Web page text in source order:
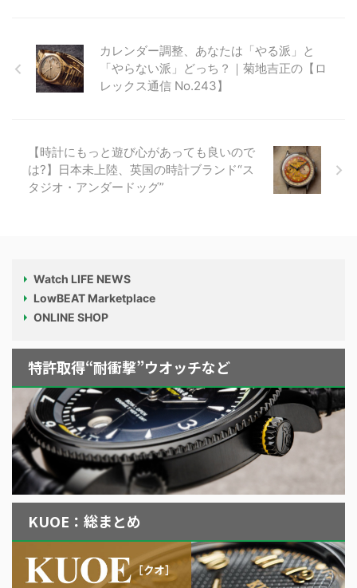
カレンダー調整、あなたは「やる派」と
「やらない派」どっち？｜菊地吉正の【ロ
レックス通信 No.243】
【時計にもっと遊び心があっても良いので
は?】日本未上陸、英国の時計ブランド“ス
タジオ・アンダードッグ”
Watch LIFE NEWS
LowBEAT Marketplace
ONLINE SHOP
特許取得“耐衝撃”ウオッチなど
KUOE：総まとめ